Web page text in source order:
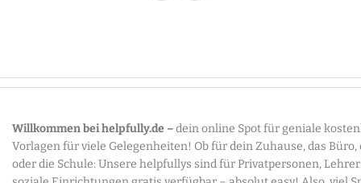
Willkommen bei helpfully.de –dein online Spot für geniale
Vorlagen für viele Gelegenheiten! Ob für dein Zuhause, das Büro,
oder die Schule: Unsere helpfullys sind für Privatpersonen,